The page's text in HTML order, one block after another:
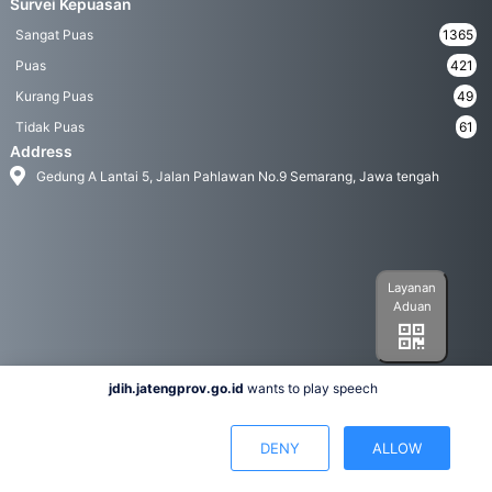
Survei Kepuasan
Sangat Puas
1365
Puas
421
Kurang Puas
49
Tidak Puas
61
Address
Gedung A Lantai 5, Jalan Pahlawan No.9 Semarang, Jawa tengah
Layanan
Aduan
Hak Cipta 2022© Biro Hukum Pemerintah Provinsi Jawa Tengah
jdih.jatengprov.go.id wants to play speech
DENY ALLOW